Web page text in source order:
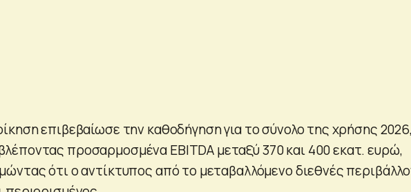
επιβεβαίωσε την καθοδήγηση για το σύνολο της χρήσης
προσαρμοσμένα EBITDA μεταξύ 370 και 400 εκατ. ευρώ,
ότι ο αντίκτυπος από το μεταβαλλόμενο διεθνές